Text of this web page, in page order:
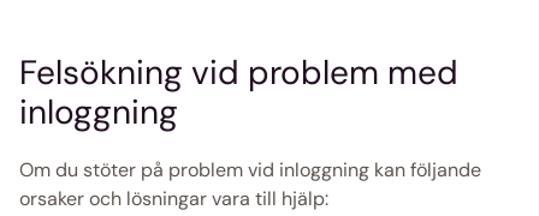
Felsökning vid problem med
inloggning
Om du stöter på problem vid inloggning kan följande
orsaker och lösningar vara till hjälp: